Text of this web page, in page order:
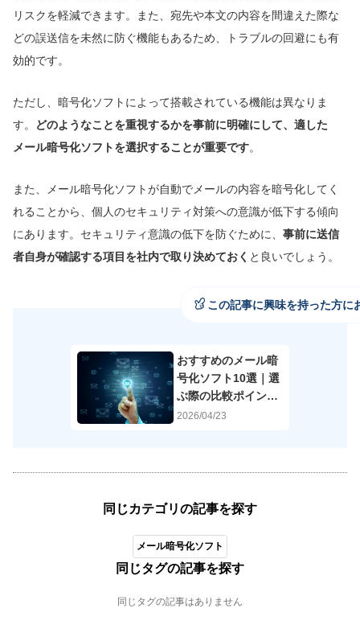
リスクを軽減できます。また、宛先や本文の内容を間違えた際な
どの誤送信を未然に防ぐ機能もあるため、トラブルの回避にも有
効的です。
ただし、暗号化ソフトによって搭載されている機能は異なりま
す。
どのようなことを重視するかを事前に明確にして、適した
メール暗号化ソフトを選択することが重要です。
また、メール暗号化ソフトが自動でメールの内容を暗号化してく
れることから、個人のセキュリティ対策への意識が低下する傾向
にあります。セキュリティ意識の低下を防ぐために、 事前に送信
者自身が確認する項目を社内で取り決めておく と良いでしょう。
この記事に興味を持った方に
おすすめのメール暗
号化ソフト10選｜選
ぶ際の比較ポイント
も解説
2026/04/23
同じカテゴリの記事を探す
メール暗号化ソフト
同じタグの記事を探す
同じタグの記事はありません